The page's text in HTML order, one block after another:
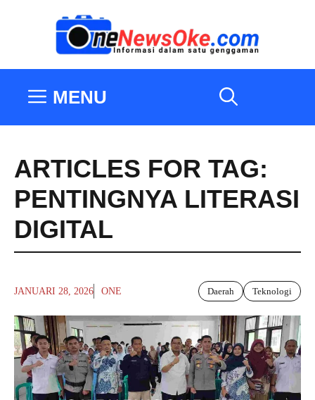
MENU
ARTICLES FOR TAG:
PENTINGNYA LITERASI
DIGITAL
JANUARI 28, 2026 ONE Daerah Teknologi